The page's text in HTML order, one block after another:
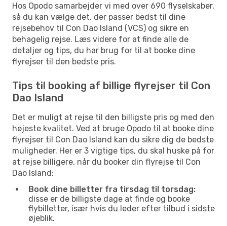
Hos Opodo samarbejder vi med over 690 flyselskaber,
så du kan vælge det, der passer bedst til dine
rejsebehov til Con Dao Island (VCS) og sikre en
behagelig rejse. Læs videre for at finde alle de
detaljer og tips, du har brug for til at booke dine
flyrejser til den bedste pris.
Tips til booking af billige flyrejser til Con
Dao Island
Det er muligt at rejse til den billigste pris og med den
højeste kvalitet. Ved at bruge Opodo til at booke dine
flyrejser til Con Dao Island kan du sikre dig de bedste
muligheder. Her er 3 vigtige tips, du skal huske på for
at rejse billigere, når du booker din flyrejse til Con
Dao Island:
Book dine billetter fra tirsdag til torsdag:
disse er de billigste dage at finde og booke
flybilletter, især hvis du leder efter tilbud i sidste
øjeblik.